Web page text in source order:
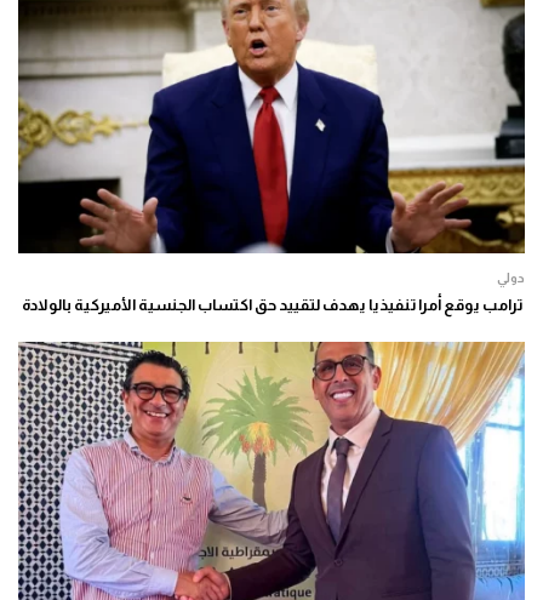
دولي
ترامب يوقع أمرا تنفيذيا يهدف لتقييد حق اكتساب الجنسية الأميركية بالولادة